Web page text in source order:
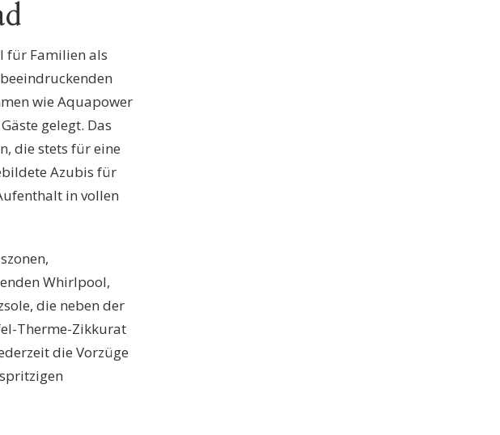
für Familien als
wie Aquapower
gelegt. Das
die stets für eine
Azubis für
in vollen
Whirlpool,
die neben der
Therme-Zikkurat
die Vorzüge